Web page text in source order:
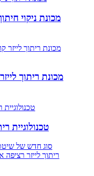
מכונת ריתוך
טכנולוגיית